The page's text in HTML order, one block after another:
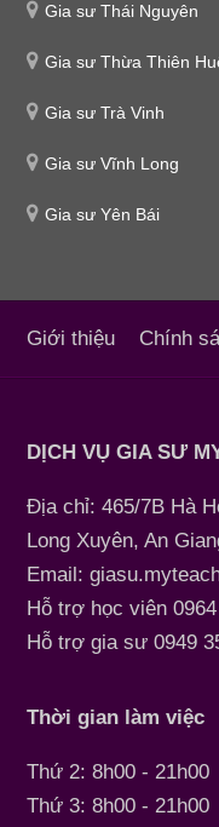
Gia sư Thái Nguyên
Gia sư Thừa Thiên
Gia sư Trà Vinh
Gia sư Vĩnh Long
Gia sư Yên Bái
Giới thiệu Chính
DỊCH VỤ GIA SƯ
Địa chỉ: 465/7B Hà
Long Xuyên, An
Email:
Hỗ trợ học viên
Hỗ trợ gia sư 0949
Thời gian làm việc
Thứ 2: 8h00 - 21h00
Thứ 3: 8h00 - 21h00